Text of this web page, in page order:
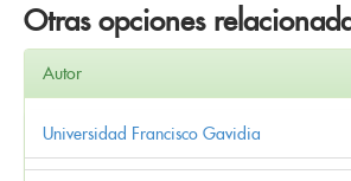
Otras opciones
Autor
Universidad Francisco Gavidia